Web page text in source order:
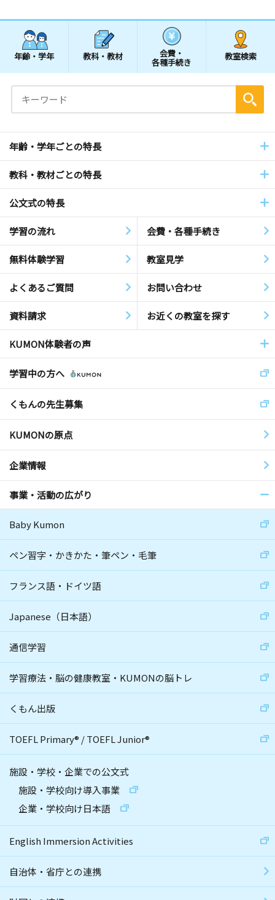
年齢・学年 教科・教材 会費・
各種手続き
教室検索
年齢・学年ごとの特長
教科・教材ごとの特長
公文式の特長
学習の流れ 会費・各種手続き
無料体験学習 教室見学
よくあるご質問 お問い合わせ
資料請求 お近くの教室を探す
KUMON体験者の声
学習中の方へ
くもんの先生募集
KUMONの原点
企業情報
事業・活動の広がり
Baby Kumon
ペン習字・かきかた・筆ペン・毛筆
フランス語・ドイツ語
Japanese（日本語）
通信学習
学習療法・脳の健康教室・KUMONの脳トレ
くもん出版
TOEFL Primary® /TOEFL Junior®
施設・学校・企業での公文式
施設・学校向け導入事業
企業・学校向け日本語
English Immersion Activities
自治体・省庁との連携